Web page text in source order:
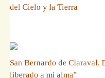
del Cielo y la Tierra
San Bernardo de Claraval,
liberado a mi alma"